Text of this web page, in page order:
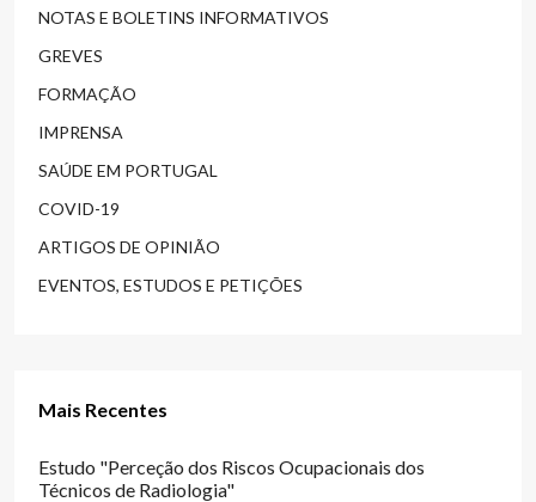
NOTAS E BOLETINS INFORMATIVOS
GREVES
FORMAÇÃO
IMPRENSA
SAÚDE EM PORTUGAL
COVID-19
ARTIGOS DE OPINIÃO
EVENTOS, ESTUDOS E PETIÇÕES
Mais Recentes
Estudo "Perceção dos Riscos Ocupacionais dos
Técnicos de Radiologia"